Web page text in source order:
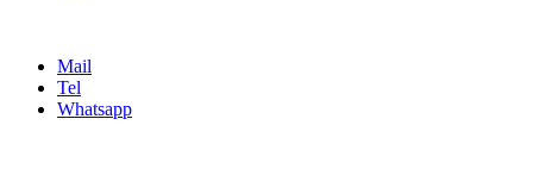
Mail
Tel
Whatsapp